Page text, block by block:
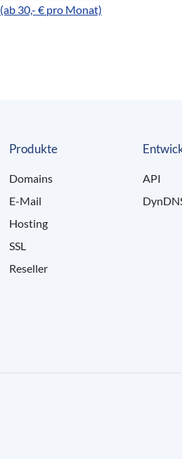
(ab 30,- € pro Monat)
Produkte
Domains
E-Mail
Hosting
SSL
Reseller
API